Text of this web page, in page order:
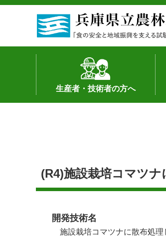
生産者・技術者の方へ
土地利用型作物
野菜
果樹・花き
加工・流通
経営･現地情報
環境病害虫
畜産
森林林業
水産
基幹種雄牛の紹介
(R4)施設栽培コマツ
開発技術名
施設栽培コマツナに散布処理